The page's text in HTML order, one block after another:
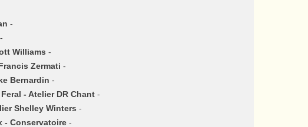
-
-
Williams -
Zermati -
Bernardin -
- Atelier DR Chant -
Shelley Winters -
- Conservatoire -